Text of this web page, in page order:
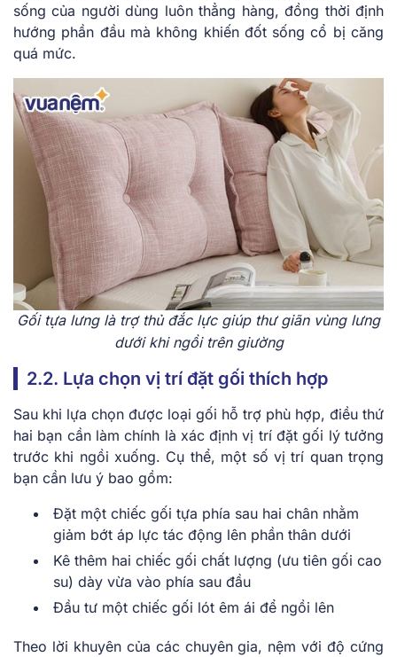
sống của người dùng luôn thẳng hàng, đồng thời định
hướng phần đầu mà không khiến đốt sống cổ bị căng
quá mức.
Gối tựa lưng là trợ thủ đắc lực giúp thư giãn vùng lưng
dưới khi ngồi trên giường
2.2. Lựa chọn vị trí đặt gối thích hợp
Sau khi lựa chọn được loại gối hỗ trợ phù hợp, điều thứ
hai bạn cần làm chính là xác định vị trí đặt gối lý tưởng
trước khi ngồi xuống. Cụ thể, một số vị trí quan trọng
bạn cần lưu ý bao gồm:
Đặt một chiếc gối tựa phía sau hai chân nhằm
giảm bớt áp lực tác động lên phần thân dưới
Kê thêm hai chiếc gối chất lượng (ưu tiên gối cao
su) dày vừa vào phía sau đầu
Đầu tư một chiếc gối lót êm ái để ngồi lên
Theo lời khuyên của các chuyên gia, nệm với độ cứng